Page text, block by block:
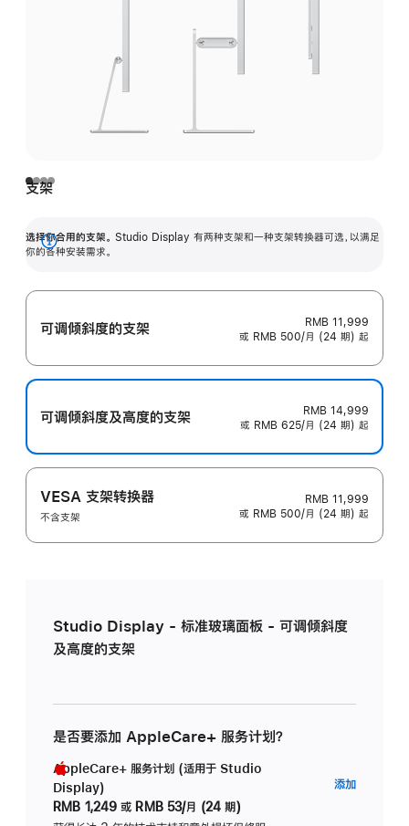
支架
选择你合用的支架。 Studio Display 有两种支架和一种支架转换器可选，以满足
你的各种安装需求。
展
可调倾斜度的支架
RMB 11,999
或 RMB 500/月 (24 期) 起
可调倾斜度及高‍度的支‍架
RMB 14,999
或 RMB 625/月 (24 期) 起
VESA 支架转换器
不含支架
RMB 11,999
或 RMB 500/月 (24 期) 起
Studio Display - 标准玻璃面板 - 可调倾斜度
及高度的支架
是否要添加 AppleCare+ 服务计划？
AppleCare+ 服务计划 (适用于 Studio
Display)
RMB 1,249 或 RMB 53/月 (24 期)
添加